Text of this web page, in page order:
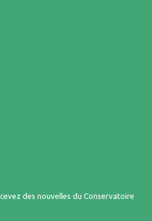
des nouvelles du Conservatoire